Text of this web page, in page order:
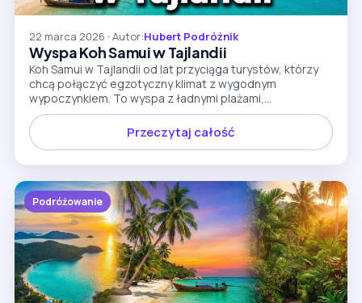
22 marca 2026 •Autor:Hubert Podróżnik
Wyspa Koh Samui w Tajlandii
Koh Samui w Tajlandii od lat przyciąga turystów, którzy
chcą połączyć egzotyczny klimat z wygodnym
wypoczynkiem. To wyspa z ładnymi plażami,...
Przeczytaj całość
Podróżowanie